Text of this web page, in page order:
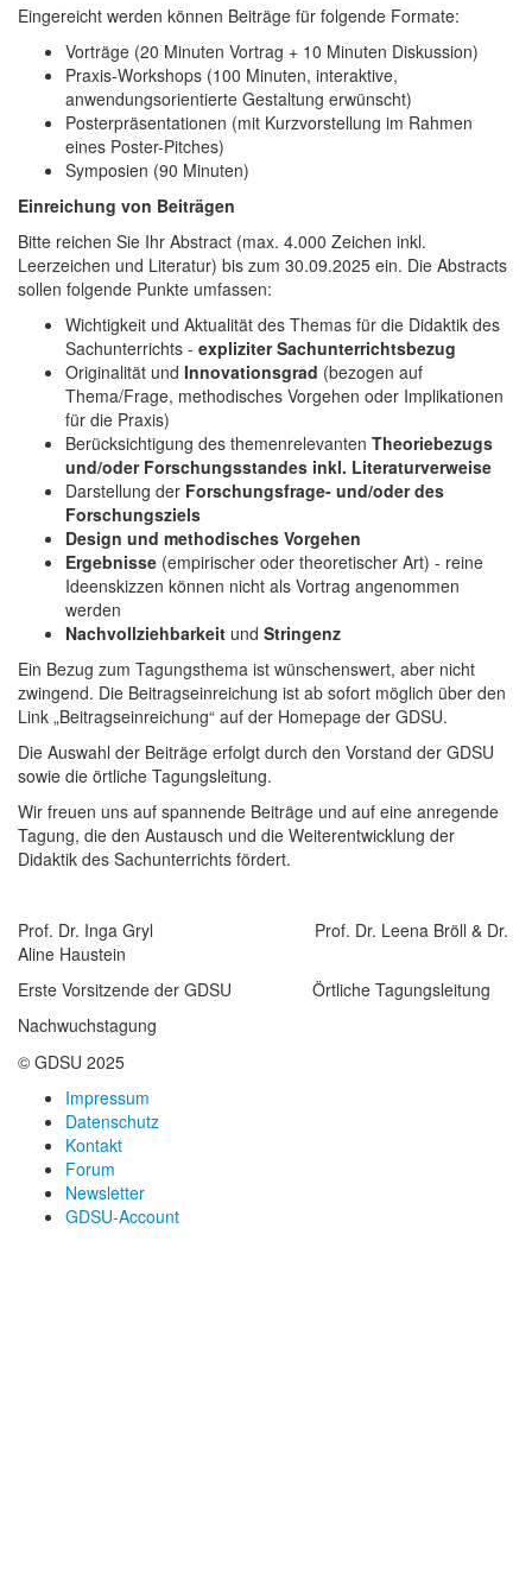
Eingereicht werden können Beiträge für folgende Formate:
Vorträge (20 Minuten Vortrag + 10 Minuten Diskussion)
Praxis-Workshops (100 Minuten, interaktive,
anwendungsorientierte Gestaltung erwünscht)
Posterpräsentationen (mit Kurzvorstellung im Rahmen
eines Poster-Pitches)
Symposien (90 Minuten)
Einreichung von Beiträgen
Bitte reichen Sie Ihr Abstract (max. 4.000 Zeichen inkl.
Leerzeichen und Literatur) bis zum 30.09.2025 ein. Die Abstracts
sollen folgende Punkte umfassen:
Wichtigkeit und Aktualität des Themas für die Didaktik des
Sachunterrichts - expliziter Sachunterrichtsbezug
Originalität und Innovationsgrad (bezogen auf
Thema/Frage, methodisches Vorgehen oder Implikationen
für die Praxis)
Berücksichtigung des themenrelevanten Theoriebezugs
und/oder Forschungsstandes inkl. Literaturverweise
Darstellung der Forschungsfrage- und/oder des
Forschungsziels
Design und methodisches Vorgehen
Ergebnisse (empirischer oder theoretischer Art) - reine
Ideenskizzen können nicht als Vortrag angenommen
werden
Nachvollziehbarkeit und Stringenz
Ein Bezug zum Tagungsthema ist wünschenswert, aber nicht
zwingend. Die Beitragseinreichung ist ab sofort möglich über den
Link „Beitragseinreichung“ auf der Homepage der GDSU.
Die Auswahl der Beiträge erfolgt durch den Vorstand der GDSU
sowie die örtliche Tagungsleitung.
Wir freuen uns auf spannende Beiträge und auf eine anregende
Tagung, die den Austausch und die Weiterentwicklung der
Didaktik des Sachunterrichts fördert.
Prof. Dr. Inga Gryl Prof. Dr. Leena Bröll & Dr.
Aline Haustein
Erste Vorsitzende der GDSU Örtliche Tagungsleitung
Nachwuchstagung
© GDSU 2025
Impressum
Datenschutz
Kontakt
Forum
Newsletter
GDSU-Account